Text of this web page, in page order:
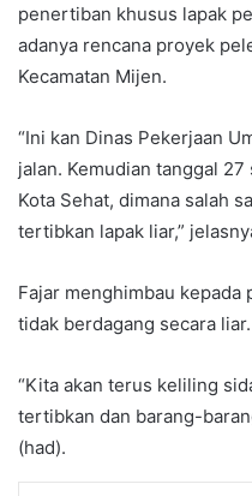
penertiban khusus lapak
adanya rencana proyek
Kecamatan Mijen.
“Ini kan Dinas Pekerjaan
jalan. Kemudian tanggal
Kota Sehat, dimana salah
tertibkan lapak liar,”
Fajar menghimbau kepada
tidak berdagang secara liar.
“Kita akan terus keliling
tertibkan dan barang-
(had).